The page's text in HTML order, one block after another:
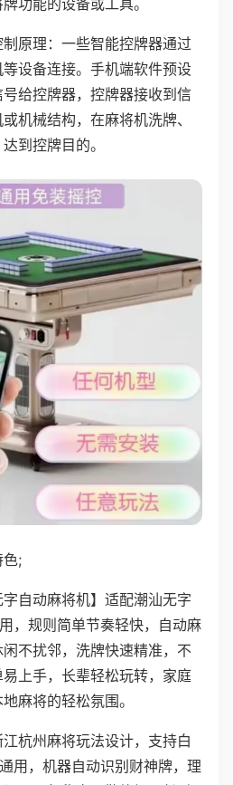
功能的设备或工具。
原理：一些智能控牌器通过
设备连接。手机端软件预设
给控牌器，控牌器接收到信
机械结构，在麻将机洗牌、
到控牌目的。
色;
字自动麻将机】适配潮汕无字
，规则简单节奏轻快，自动麻
不扰邻，洗牌快速精准，不
上手，长辈轻松玩转，家庭
麻将的轻松氛围。
杭州麻将玩法设计，支持白
用，机器自动识别财神牌，理